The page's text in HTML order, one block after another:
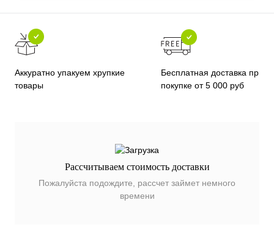
Аккуратно упакуем хрупкие
товары
Бесплатная доставка при
покупке от 5 000 руб
Рассчитываем стоимость доставки
Пожалуйста подождите, рассчет займет немного
времени